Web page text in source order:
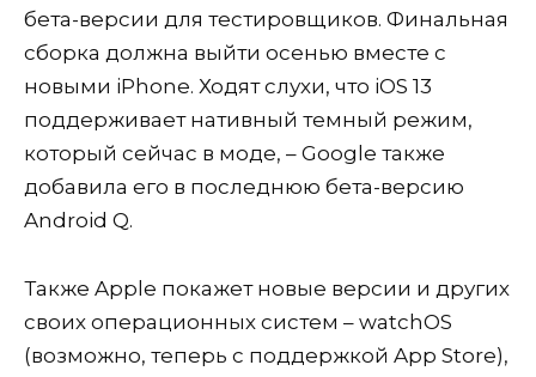
бета-версии для тестировщиков. Финальная
сборка должна выйти осенью вместе с
новыми iPhone. Ходят слухи, что iOS 13
поддерживает нативный темный режим,
который сейчас в моде, – Google также
добавила его в последнюю бета-версию
Android Q.
Также Apple покажет новые версии и других
своих операционных систем – watchOS
(возможно, теперь с поддержкой App Store),